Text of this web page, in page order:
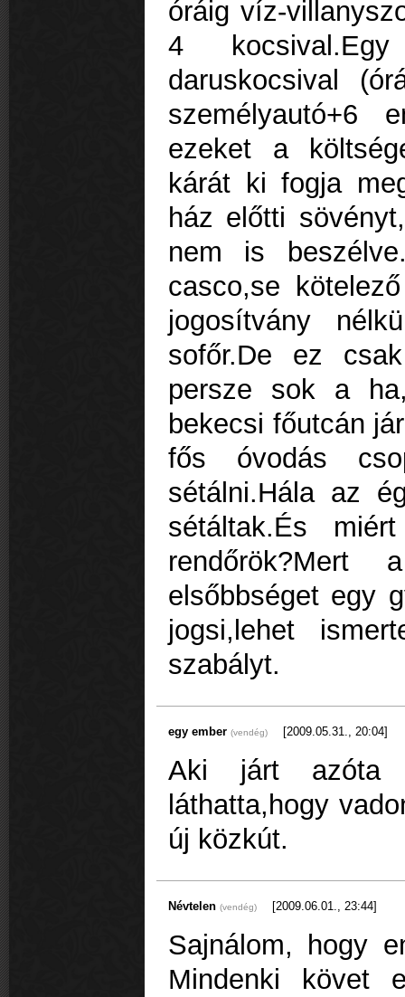
óráig víz-
4
daruskocsival
személyautó+6
ezeket a
kárát ki fogja
ház előtti
nem is
casco,se
jogosítvány
sofőr.De ez
persze sok a
bekecsi főutcán
fős óvodás
sétálni.Hála az
sétáltak.És
elsőbbséget egy
jogsi,lehet
szabályt.
egy ember (vendég) [2009.05.31., 20:04]
Aki járt azóta
láthatta,hogy
új közkút.
Névtelen (vendég) [2009.06.01., 23:44]
Sajnálom, hogy
Mindenki követ